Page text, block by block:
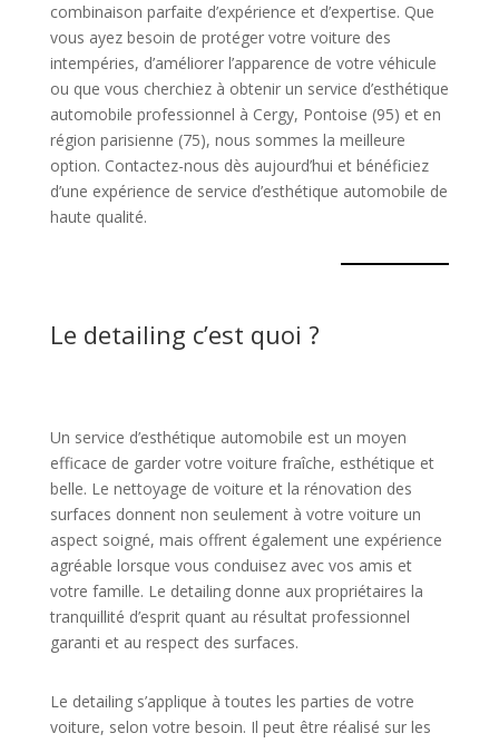
combinaison parfaite d’expérience et d’expertise. Que
vous ayez besoin de protéger votre voiture des
intempéries, d’améliorer l’apparence de votre véhicule
ou que vous cherchiez à obtenir un service d’esthétique
automobile professionnel à Cergy, Pontoise (95) et en
région parisienne (75), nous sommes la meilleure
option. Contactez-nous dès aujourd’hui et bénéficiez
d’une expérience de service d’esthétique automobile de
haute qualité.
Le detailing c’est quoi ?
Un service d’esthétique automobile est un moyen
efficace de garder votre voiture fraîche, esthétique et
belle. Le nettoyage de voiture et la rénovation des
surfaces donnent non seulement à votre voiture un
aspect soigné, mais offrent également une expérience
agréable lorsque vous conduisez avec vos amis et
votre famille. Le detailing donne aux propriétaires la
tranquillité d’esprit quant au résultat professionnel
garanti et au respect des surfaces.
Le detailing s’applique à toutes les parties de votre
voiture, selon votre besoin. Il peut être réalisé sur les